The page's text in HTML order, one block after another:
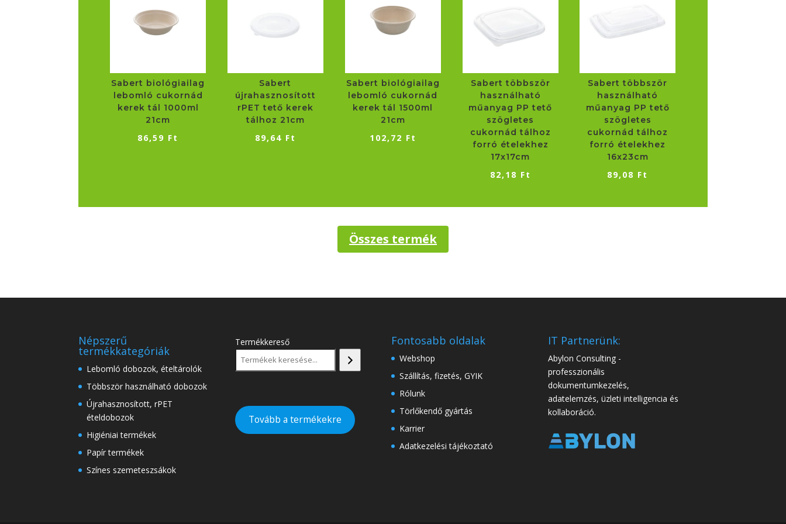
Sabert biológiailag
lebomló cukornád
kerek tál 1000ml
21cm
86,59 Ft
Sabert
újrahasznosított
rPET tető kerek
tálhoz 21cm
89,64 Ft
Sabert biológiailag
lebomló cukornád
kerek tál 1500ml
21cm
102,72 Ft
Sabert többször
használható
műanyag PP tető
szögletes
cukornád tálhoz
forró ételekhez
17x17cm
82,18 Ft
Sabert többször
használható
műanyag PP tető
szögletes
cukornád tálhoz
forró ételekhez
16x23cm
89,08 Ft
Összes termék
Népszerű
termékkategóriák
Lebomló dobozok, ételtárolók
Többször használható dobozok
Újrahasznosított, rPET
ételdobozok
Higiéniai termékek
Papír termékek
Színes szemeteszsákok
Termékkereső
Tovább a termékekre
Fontosabb oldalak
Webshop
Szállítás, fizetés, GYIK
Rólunk
Törlőkendő gyártás
Karrier
Adatkezelési tájékoztató
IT Partnerünk:
Abylon Consulting -
professzionális
dokumentumkezelés,
adatelemzés, üzleti intelligencia és
kollaboráció.